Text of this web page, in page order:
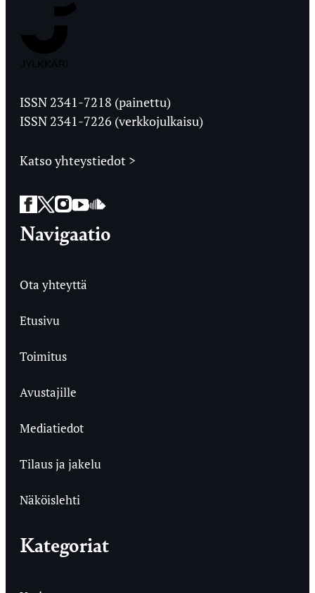
Ylioppilaslehti
ISSN 2341-7218 (painettu)
ISSN 2341-7226 (verkkojulkaisu)
Katso yhteystiedot >
Facebook
Twitter
Instagram
YouTube
SoundCloud
Navigaatio
Ota yhteyttä
Etusivu
Toimitus
Avustajille
Mediatiedot
Tilaus ja jakelu
Näköislehti
Kategoriat